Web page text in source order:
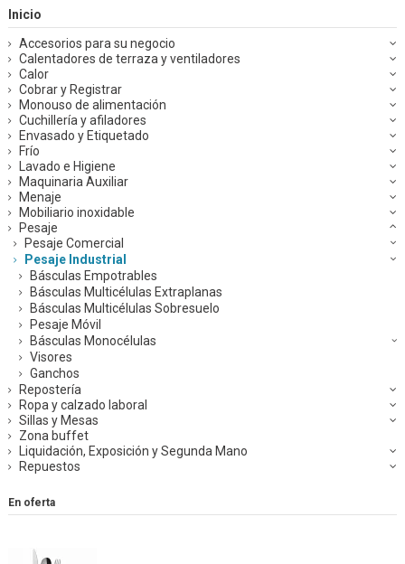
Inicio
Accesorios para su negocio
Calentadores de terraza y ventiladores
Calor
Cobrar y Registrar
Monouso de alimentación
Cuchillería y afiladores
Envasado y Etiquetado
Frío
Lavado e Higiene
Maquinaria Auxiliar
Menaje
Mobiliario inoxidable
Pesaje
Pesaje Comercial
Pesaje Industrial
Básculas Empotrables
Básculas Multicélulas Extraplanas
Básculas Multicélulas Sobresuelo
Pesaje Móvil
Básculas Monocélulas
Visores
Ganchos
Repostería
Ropa y calzado laboral
Sillas y Mesas
Zona buffet
Liquidación, Exposición y Segunda Mano
Repuestos
En oferta